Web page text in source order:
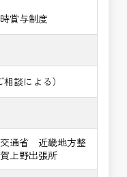
賞与制度
談による）
通省 近畿地方整
上野出張所